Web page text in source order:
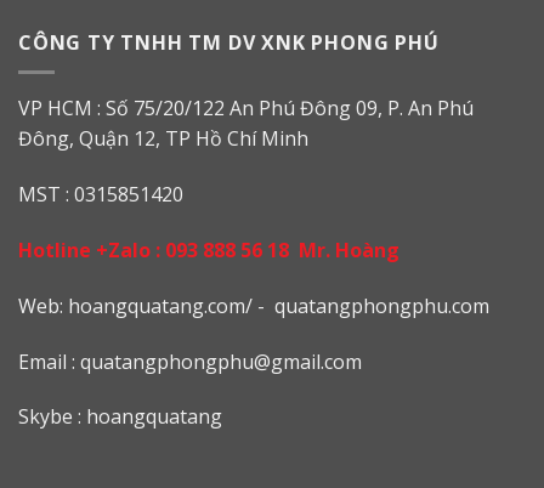
CÔNG TY TNHH TM DV XNK PHONG PHÚ
VP HCM : Số 75/20/122 An Phú Đông 09, P. An Phú
Đông, Quận 12, TP Hồ Chí Minh
MST : 0315851420
Hotline +Zalo : 093 888 56 18 Mr. Hoàng
Web: hoangquatang.com/ - quatangphongphu.com
Email : quatangphongphu@gmail.com
Skybe : hoangquatang